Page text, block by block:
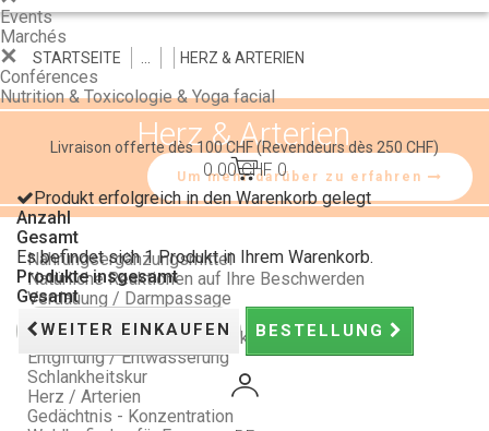
Events
Marchés
Conférences
Nutrition & Toxicologie & Yoga facial
Livraison offerte dès 100 CHF(Revendeurs dès 250 CHF)
0.00 CHF0
Produkt erfolgreich in den Warenkorb gelegt
Anzahl
Gesamt
Es befindet sich 1 Produkt in Ihrem Warenkorb.
Produkte insgesamt
Gesamt
WEITER EINKAUFEN BESTELLUNG
STARTSEITE HERZ & ARTERIEN
Herz & Arterien
Um mehr darüber zu erfahren
Nahrungsergänzungsmittel
Natürliche Reaktionen auf Ihre Beschwerden
Verdauung / Darmpassage
Schlaf / Stimmung / Stress
Vitalität / Natürliche Abwehrkräfte
Entgiftung / Entwässerung
Schlankheitskur
Herz / Arterien
Gedächtnis - Konzentration